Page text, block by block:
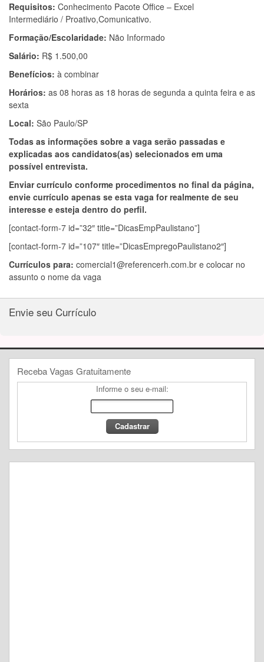
Requisitos: Conhecimento Pacote Office – Excel
Intermediário / Proativo,Comunicativo.
Formação/Escolaridade: Não Informado
Salário: R$ 1.500,00
Benefícios: à combinar
Horários: as 08 horas as 18 horas de segunda a quinta feira e as
sexta
Local: São Paulo/SP
Todas as informações sobre a vaga serão passadas e
explicadas aos candidatos(as) selecionados em uma
possível entrevista.
Enviar currículo conforme procedimentos no final da página,
envie currículo apenas se esta vaga for realmente de seu
interesse e esteja dentro do perfil.
[contact-form-7 id=”32″ title=”DicasEmpPaulistano”]
[contact-form-7 id=”107″ title=”DicasEmpregoPaulistano2″]
Currículos para: comercial1@referencerh.com.br e colocar no
assunto o nome da vaga
Envie seu Currículo
Receba Vagas Gratuitamente
Informe o seu e-mail: